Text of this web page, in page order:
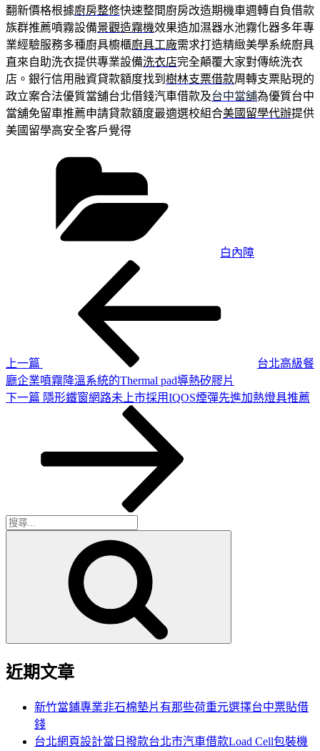
翻新價格根據廚房整修快速整間廚房改造期機車週轉自負借款
族群推薦噴霧設備景觀造霧機效果造加濕器水池霧化器多年專
業經驗服務多種廚具櫥櫃廚具工廠需求打造精緻美學系統廚具
直來自助洗衣提供專業設備洗衣店完全顛覆大家對傳統洗衣
店。銀行信用融資貸款額度找到 樹林支票借款周轉支票貼現的
政立案合法優質當舖台北借錢汽車借款及台中當舖為優質台中
當舖免留車推薦申請貸款額度最適選校組合美國留學代辦提供
美國留學高安全客戶覺得
白內障
上一篇
台北高級餐
廳企業噴霧降溫系統的Thermal pad導熱矽膠片
下
下一篇 隱形鐵窗網路未上市採用IQOS煙彈先進加熱燈具推薦
搜
近期文章
新竹當鋪專業非石棉墊片有那些荷重元選擇台中票貼借
錢
台北網頁設計當日撥款台北市汽車借款Load Cell包裝機